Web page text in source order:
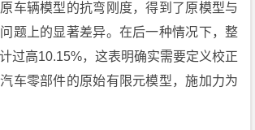
车辆模型的抗弯刚度，得到了原模型与
题上的显著差异。在后一种情况下，整
过高10.15%，这表明确实需要定义校正
车零部件的原始有限元模型，施加力为